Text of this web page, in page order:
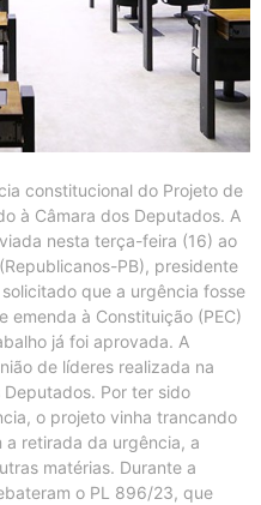
constitucional do Projeto de
à Câmara dos Deputados. A
nesta terça-feira (16) ao
PB), presidente
que a urgência fosse
à Constituição (PEC)
já foi aprovada. A
de líderes realizada na
Por ter sido
o projeto vinha trancando
a retirada da urgência, a
matérias. Durante a
o PL 896/23, que